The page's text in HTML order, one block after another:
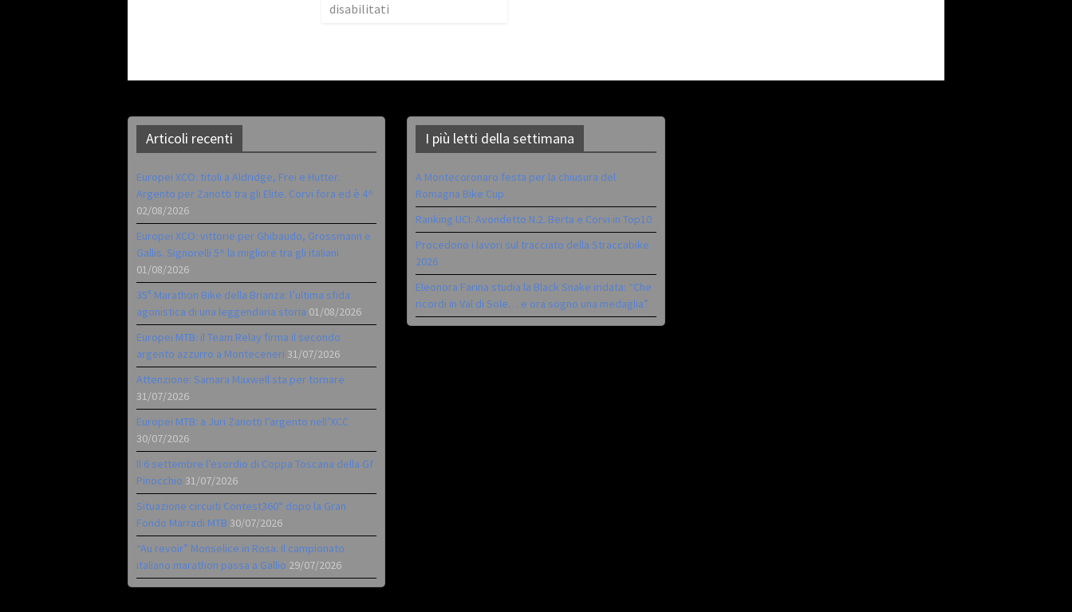
disabilitati
Articoli recenti
Europei XCO: titoli a Aldridge, Frei e Hutter.
Argento per Zanotti tra gli Elite. Corvi fora ed è 4^
02/08/2026
Europei XCO: vittorie per Ghibaudo, Grossmann e
Gallis. Signorelli 5^ la migliore tra gli italiani
01/08/2026
35ª Marathon Bike della Brianza: l’ultima sfida
agonistica di una leggendaria storia 01/08/2026
Europei MTB: il Team Relay firma il secondo
argento azzurro a Monteceneri 31/07/2026
Attenzione: Samara Maxwell sta per tornare
31/07/2026
Europei MTB: a Juri Zanotti l’argento nell’XCC
30/07/2026
Il 6 settembre l’esordio di Coppa Toscana della Gf
Pinocchio 31/07/2026
Situazione circuiti Contest360° dopo la Gran
Fondo Marradi MTB 30/07/2026
“Au revoir” Monselice in Rosa. Il campionato
italiano marathon passa a Gallio 29/07/2026
I più letti della settimana
A Montecoronaro festa per la chiusura del
Romagna Bike Cup
Ranking UCI: Avondetto N.2. Berta e Corvi in Top10
Procedono i lavori sul tracciato della Straccabike
2026
Eleonora Farina studia la Black Snake iridata: “Che
ricordi in Val di Sole… e ora sogno una medaglia”